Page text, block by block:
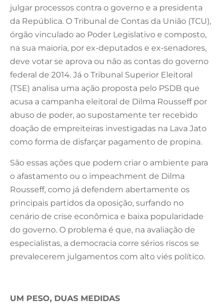
julgar processos contra o governo e a presidenta
da República. O Tribunal de Contas da União (TCU),
órgão vinculado ao Poder Legislativo e composto,
na sua maioria, por ex-deputados e ex-senadores,
deve votar se aprova ou não as contas do governo
federal de 2014. Já o Tribunal Superior Eleitoral
(TSE) analisa uma ação proposta pelo PSDB que
acusa a campanha eleitoral de Dilma Rousseff por
abuso de poder, ao supostamente ter recebido
doação de empreiteiras investigadas na Lava Jato
como forma de disfarçar pagamento de propina.
São essas ações que podem criar o ambiente para
o afastamento ou o impeachment de Dilma
Rousseff, como já defendem abertamente os
principais partidos da oposição, surfando no
cenário de crise econômica e baixa popularidade
do governo. O problema é que, na avaliação de
especialistas, a democracia corre sérios riscos se
prevalecerem julgamentos com alto viés político.
UM PESO, DUAS MEDIDAS